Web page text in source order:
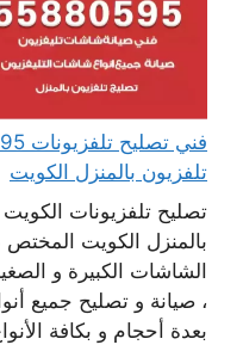
تلفزيون بالمنزل الكويت
تصليح تلفزيونات
بالمنزل الكويت المختص
الشاشات الكبيرة و
، صيانة و تصليح جميع
بعدة أحجام و بكافة